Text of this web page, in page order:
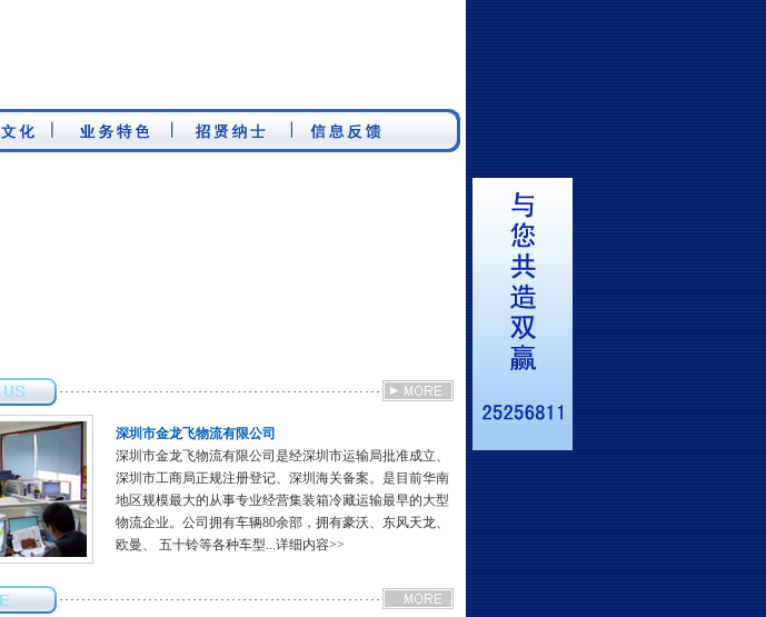
深圳市金龙飞物流有限公司
深圳市金龙飞物流有限公司是经深圳市运输局批准成立、
深圳市工商局正规注册登记、深圳海关备案。是目前华南
地区规模最大的从事专业经营集装箱冷藏运输最早的大型
物流企业。公司拥有车辆80余部，拥有豪沃、东风天龙、
欧曼、 五十铃等各种车型...详细内容>>